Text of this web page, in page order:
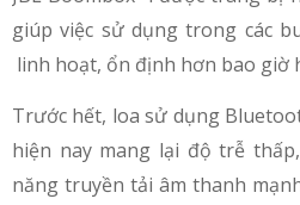
giúp việc sử dụng trong các
linh hoạt, ổn định hơn bao giờ
Trước hết, loa sử dụng
hiện nay mang lại độ trễ
năng truyền tải âm thanh